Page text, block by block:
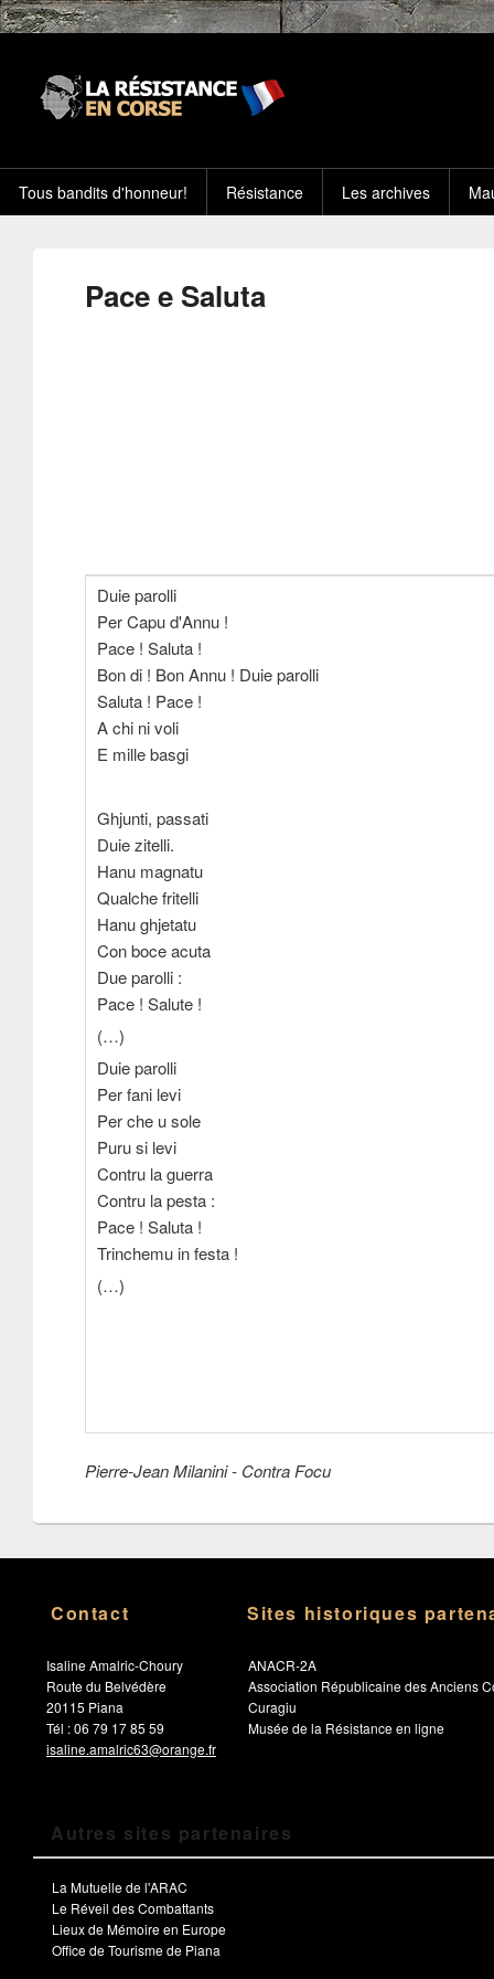
Tous bandits d'honneur! Résistance Les archives
Pace e Saluta
Duie parolli
Per Capu d'Annu !
Pace ! Saluta !
Bon di ! Bon Annu ! Duie parolli
Saluta ! Pace !
A chi ni voli
E mille basgi
Ghjunti, passati
Duie zitelli.
Hanu magnatu
Qualche fritelli
Hanu ghjetatu
Con boce acuta
Due parolli :
Pace ! Salute !
(…)
Duie parolli
Per fani levi
Per che u sole
Puru si levi
Contru la guerra
Contru la pesta :
Pace ! Saluta !
Trinchemu in festa !
(…)
Pierre-Jean Milanini - Contra Focu
Contact
Isaline Amalric-Choury
Route du Belvédère
20115 Piana
Tél : 06 79 17 85 59
isaline.amalric63@orange.fr
Sites historiques
ANACR-2A
Association Républicaine des Anciens
Curagiu
Musée de la Résistance en ligne
Autres sites partenaires
La Mutuelle de l'ARAC
Le Réveil des Combattants
Lieux de Mémoire en Europe
Office de Tourisme de Piana